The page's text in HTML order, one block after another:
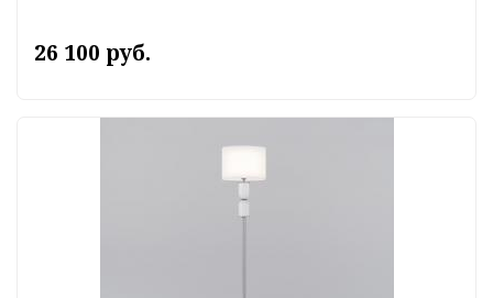
26 100 руб.